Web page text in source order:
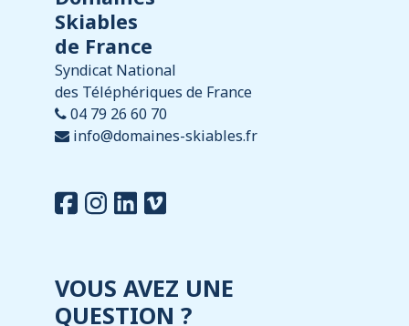
Skiables
de France
Syndicat National
des Téléphériques de France
04 79 26 60 70
info@domaines-skiables.fr
VOUS AVEZ UNE
QUESTION ?